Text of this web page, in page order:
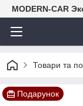
MODERN-CAR
Товари та
Подарунок